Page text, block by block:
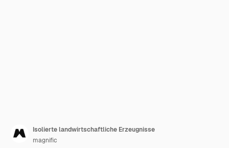
Isolierte landwirtschaftliche Erzeugnisse
magnific